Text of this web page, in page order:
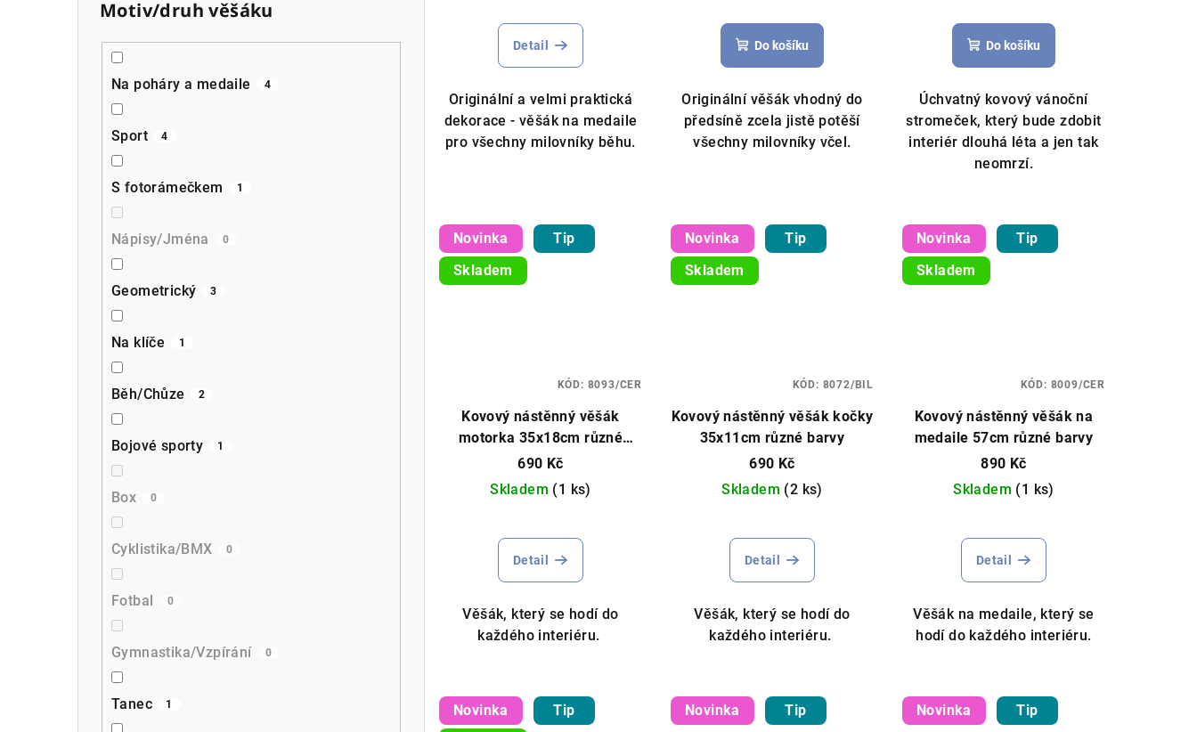
Motiv/druh věšáku
Na poháry a medaile 4
Sport 4
S fotorámečkem 1
Nápisy/Jména 0
Geometrický 3
Na klíče 1
Běh/Chůze 2
Bojové sporty 1
Box 0
Cyklistika/BMX 0
Fotbal 0
Gymnastika/Vzpírání 0
Tanec 1
Detail
Originální a velmi praktická
dekorace - věšák na medaile
pro všechny milovníky běhu.
Do košíku
Originální věšák vhodný do
předsíně zcela jistě potěší
všechny milovníky včel.
Do košíku
Úchvatný kovový vánoční
stromeček, který bude zdobit
interiér dlouhá léta a jen tak
neomrzí.
Novinka
Tip
Skladem
Kovový nástěnný věšák
motorka 35x18cm různé
barvy
690 Kč
Skladem (1 ks)
Detail
Věšák, který se hodí do
každého interiéru.
KÓD: 8093/CER
Novinka
Tip
Skladem
Kovový nástěnný věšák kočky
35x11cm různé barvy
690 Kč
Skladem (2 ks)
hodnocení
produktu
je
5,0
z
Detail
Věšák, který se hodí do
každého interiéru.
KÓD: 8072/BIL
Novinka
Tip
Skladem
Kovový nástěnný věšák na
medaile 57cm různé barvy
890 Kč
Skladem (1 ks)
Detail
Věšák na medaile, který se
hodí do každého interiéru.
KÓD: 8009/CER
Novinka
Tip
Novinka Tip Novinka Tip